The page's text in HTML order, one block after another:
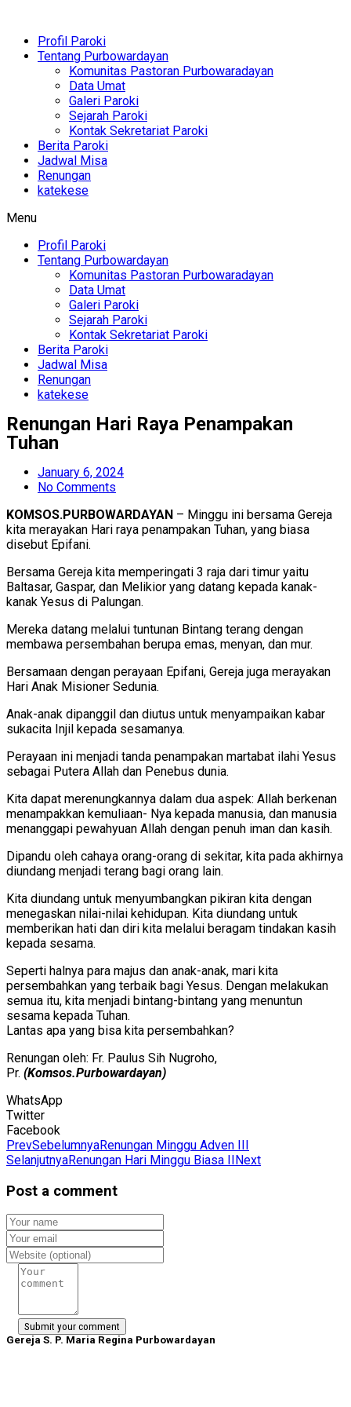
Profil Paroki
Tentang Purbowardayan
Komunitas Pastoran Purbowaradayan
Data Umat
Galeri Paroki
Sejarah Paroki
Kontak Sekretariat Paroki
Berita Paroki
Jadwal Misa
Renungan
katekese
Menu
Profil Paroki
Tentang Purbowardayan
Komunitas Pastoran Purbowaradayan
Data Umat
Galeri Paroki
Sejarah Paroki
Kontak Sekretariat Paroki
Berita Paroki
Jadwal Misa
Renungan
katekese
Renungan Hari Raya Penampakan
Tuhan
January 6, 2024
No Comments
KOMSOS.PURBOWARDAYAN – Minggu ini bersama Gereja
kita merayakan Hari raya penampakan Tuhan, yang biasa
disebut Epifani.
Bersama Gereja kita memperingati 3 raja dari timur yaitu
Baltasar, Gaspar, dan Melikior yang datang kepada kanak-
kanak Yesus di Palungan.
Mereka datang melalui tuntunan Bintang terang dengan
membawa persembahan berupa emas, menyan, dan mur.
Bersamaan dengan perayaan Epifani, Gereja juga merayakan
Hari Anak Misioner Sedunia.
Anak-anak dipanggil dan diutus untuk menyampaikan kabar
sukacita Injil kepada sesamanya.
Perayaan ini menjadi tanda penampakan martabat ilahi Yesus
sebagai Putera Allah dan Penebus dunia.
Kita dapat merenungkannya dalam dua aspek: Allah berkenan
menampakkan kemuliaan- Nya kepada manusia, dan manusia
menanggapi pewahyuan Allah dengan penuh iman dan kasih.
Dipandu oleh cahaya orang-orang di sekitar, kita pada akhirnya
diundang menjadi terang bagi orang lain.
Kita diundang untuk menyumbangkan pikiran kita dengan
menegaskan nilai-nilai kehidupan. Kita diundang untuk
memberikan hati dan diri kita melalui beragam tindakan kasih
kepada sesama.
Seperti halnya para majus dan anak-anak, mari kita
persembahkan yang terbaik bagi Yesus. Dengan melakukan
semua itu, kita menjadi bintang-bintang yang menuntun
sesama kepada Tuhan.
Lantas apa yang bisa kita persembahkan?
Renungan oleh: Fr. Paulus Sih Nugroho,
Pr. (Komsos.Purbowardayan)
WhatsApp
Twitter
Facebook
PrevSebelumnyaRenungan Minggu Adven III
SelanjutnyaRenungan Hari Minggu Biasa IINext
Post a comment
Gereja S. P. Maria Regina Purbowardayan